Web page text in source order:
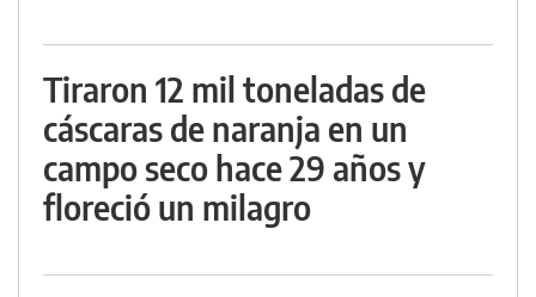
Tiraron 12 mil toneladas de
cáscaras de naranja en un
campo seco hace 29 años y
floreció un milagro